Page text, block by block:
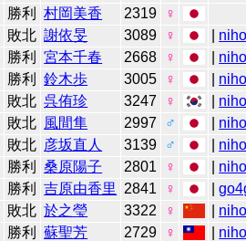
勝利 村岡美香 2319
♀
敗北 謝依旻 3089 ♀
勝利 宮本千春 2668 ♀
勝利 鈴木歩 3005 ♀
敗北 呉侑珍 3247 ♀
敗北 風間隼 2997 ♂
敗北 彦坂直人 3139 ♂
勝利 桑原陽子 2801 ♀
勝利 吉原由香里 2841 ♀ |
敗北 於之瑩 3322 ♀
勝利 蘇聖芳 2729 ♀